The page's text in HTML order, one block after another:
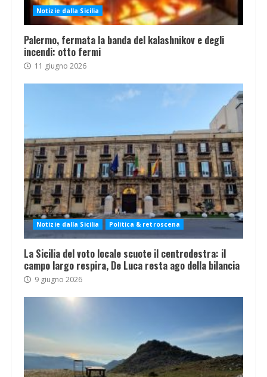
Notizie dalla Sicilia
Palermo, fermata la banda del kalashnikov e degli
incendi: otto fermi
11 giugno 2026
Notizie dalla Sicilia Politica & retroscena
La Sicilia del voto locale scuote il centrodestra: il
campo largo respira, De Luca resta ago della bilancia
9 giugno 2026